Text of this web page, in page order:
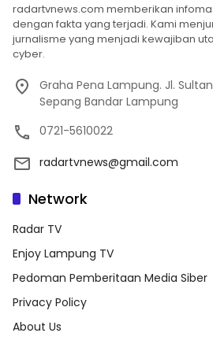
radartvnews.com memberikan
dengan fakta yang terjadi. Kami
jurnalisme yang menjadi kewajiban
cyber.
Graha Pena Lampung. Jl.
Sepang Bandar Lampung
0721-5610022
radartvnews@gmail.com
Network
Radar TV
Enjoy Lampung TV
Pedoman Pemberitaan Media Siber
Privacy Policy
About Us